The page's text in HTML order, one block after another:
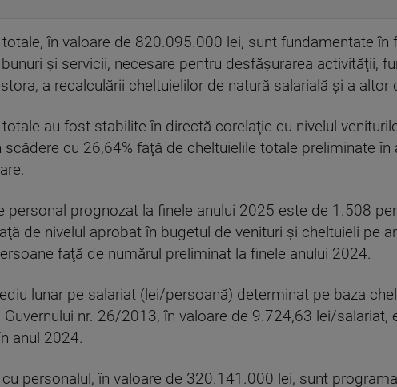
totale, în valoare de 820.095.000 lei, sunt fundamentate
şi servicii, necesare pentru desfăşurarea activităţii,
a recalculării cheltuielilor de natură salarială şi a altor
totale au fost stabilite în directă corelaţie cu nivelul
scădere cu 26,64% faţă de cheltuielile totale preliminate
personal prognozat la finele anului 2025 este de 1.508
de nivelul aprobat în bugetul de venituri şi cheltuieli pe
faţă de numărul preliminat la finele anului 2024.
lunar pe salariat (lei/persoană) determinat pe baza
Guvernului nr. 26/2013, în valoare de 9.724,63 lei/
anul 2024.
cu personalul, în valoare de 320.141.000 lei, sunt